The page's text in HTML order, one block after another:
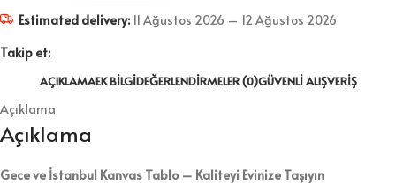
Estimated delivery: 11 Ağustos 2026 – 12 Ağustos 2026
Takip et:
AÇIKLAMAEK BILGIDEĞERLENDIRMELER (0)GÜVENLI ALIŞVERIŞ
Açıklama
Açıklama
Gece ve İstanbul Kanvas Tablo – Kaliteyi Evinize Taşıyın